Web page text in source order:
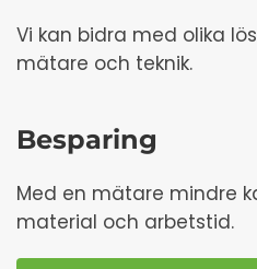
Vi kan bidra med olika
mätare och teknik.
Besparing
Med en mätare mindre
material och arbetstid.